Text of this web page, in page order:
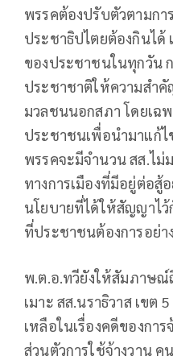
พรรคต้องปรับตัวตามกา
ประชาธิปไตยต้องกินได้
ของประชาชนในทุกวัน
ประชาชาติให้ความสำ
มวลชนนอกสภา โดยเฉ
ประชาชนเพื่อนำมาแก้
พรรคจะมีจำนวน สส.ไม่
ทางการเมืองที่มีอยู่ต่อสู้
นโยบายที่ได้ให้สัญญาไ
ที่ประชาชนต้องการอย่า
พ.ต.อ.ทวียังให้สัมภาษณ์
เมาะ สส.นราธิวาส เขต
เหลือในเรื่องคดีของกา
ส่วนตัวการใช้จ้างวาน